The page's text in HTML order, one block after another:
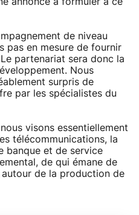
de niveau
pas en mesure de fournir
partenariat sera donc la
Nous
surpris de
par les spécialistes du
visons essentiellement
télécommunications, la
banque et de service
de qui émane de
autour de la production de